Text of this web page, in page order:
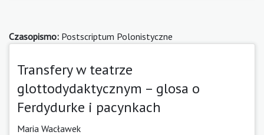
Czasopismo: Postscriptum Polonistyczne
Transfery w teatrze
glottodydaktycznym – glosa o
Ferdydurke i pacynkach
Maria Wacławek